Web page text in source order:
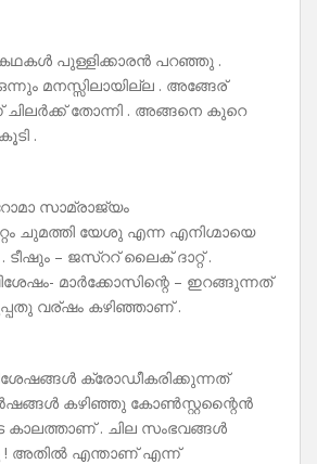
പുള്ളിക്കാരൻ പറഞ്ഞു .
മനസ്സിലായില്ല . അങ്ങേര്
ചിലർക്ക് തോന്നി . അങ്ങനെ കുറെ
.
സാമ്രാജ്യം
ചുമത്തി യേശു എന്ന എനിഗ്മായെ
– ജസ്ററ് ലൈക് ദാറ്റ് .
മാർക്കോസിന്റെ – ഇറങ്ങുന്നത്
വര്ഷം കഴിഞ്ഞാണ് .
ക്രോഡീകരിക്കുന്നത്
കഴിഞ്ഞു കോൺസ്റ്റന്റൈൻ
കാലത്താണ് . ചില സംഭവങ്ങൾ
! അതിൽ എന്താണ് എന്ന്